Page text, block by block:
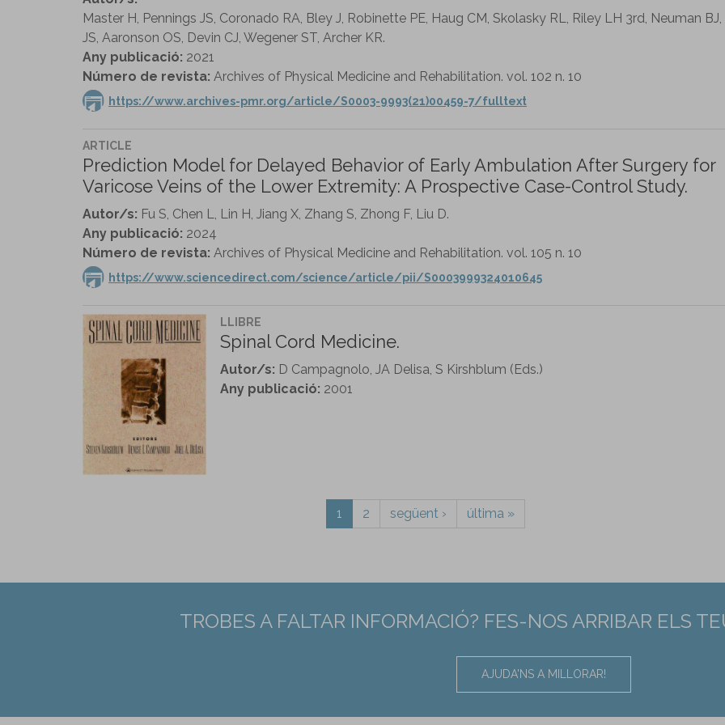
Master H, Pennings JS, Coronado RA, Bley J, Robinette PE, Haug CM, Skolasky RL, Riley LH 3rd, Neuman
JS, Aaronson OS, Devin CJ, Wegener ST, Archer KR.
Any publicació: 2021
Número de revista: Archives of Physical Medicine and Rehabilitation. vol. 102 n. 10
https://www.archives-pmr.org/article/S0003-9993(21)00459-7/fulltext
ARTICLE
Prediction Model for Delayed Behavior of Early Ambulation After Surgery for
Varicose Veins of the Lower Extremity: A Prospective Case-Control Study.
Autor/s: Fu S, Chen L, Lin H, Jiang X, Zhang S, Zhong F, Liu D.
Any publicació: 2024
Número de revista: Archives of Physical Medicine and Rehabilitation. vol. 105 n. 10
https://www.sciencedirect.com/science/article/pii/S0003999324010645
LLIBRE
Spinal Cord Medicine.
Autor/s: D Campagnolo, JA Delisa, S Kirshblum (Eds.)
Any publicació: 2001
1 2 següent › última »
TROBES A FALTAR INFORMACIÓ? FES-NOS ARRIBAR ELS
AJUDA'NS A MILLORAR!